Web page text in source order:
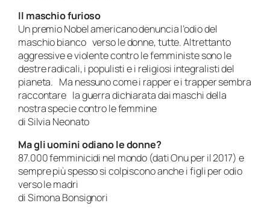
Il maschio furioso
Un premio Nobel americano denuncia l’odio del
maschio bianco verso le donne, tutte. Altrettanto
aggressive e violente contro le femministe sono le
destre radicali, i populisti e i religiosi integralisti del
pianeta. Ma nessuno come i rapper e i trapper sembra
raccontare la guerra dichiarata dai maschi della
nostra specie contro le femmine
di Silvia Neonato
Ma gli uomini odiano le donne?
87.000 femminicidi nel mondo (dati Onu per il 2017) e
sempre più spesso si colpiscono anche i figli per odio
verso le madri
di Simona Bonsignori